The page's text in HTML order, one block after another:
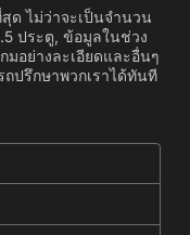
ด ไม่ว่าจะเป็นจำนวน
ประตู, ข้อมูลในช่วง
มอย่างละเอียดและอื่นๆ
ปรึกษาพวกเราได้ทันที